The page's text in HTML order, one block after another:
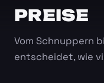
PREISE
Vom Schnuppern
entscheidet, wie